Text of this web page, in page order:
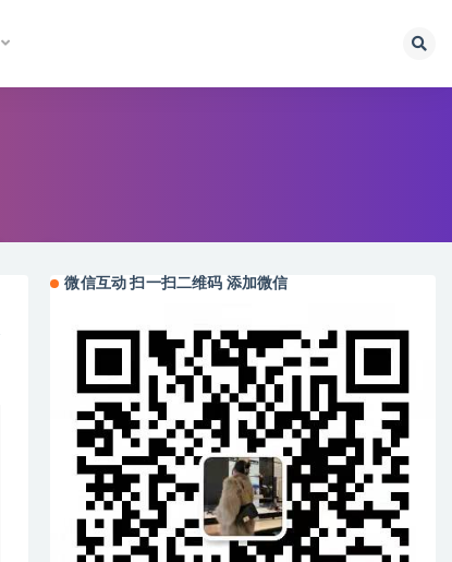
微信互动 扫一扫二维码 添加微信